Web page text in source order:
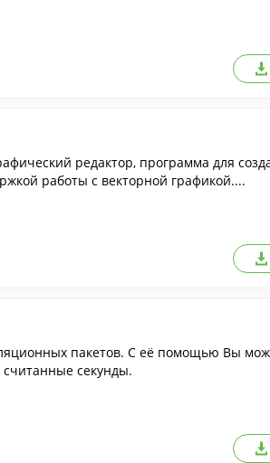
редактор, программа для
работы с векторной графикой....
пакетов. С её помощью Вы
считанные секунды.